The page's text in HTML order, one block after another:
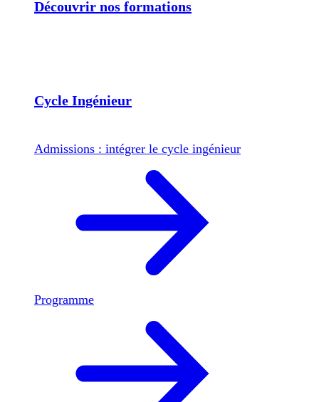
Découvrir nos formations
Cycle Ingénieur
Admissions : intégrer le cycle ingénieur
Programme